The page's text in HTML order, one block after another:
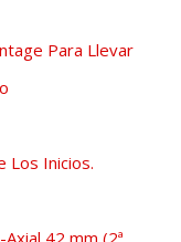
Para Llevar
Los Inicios.
42 mm (2ª